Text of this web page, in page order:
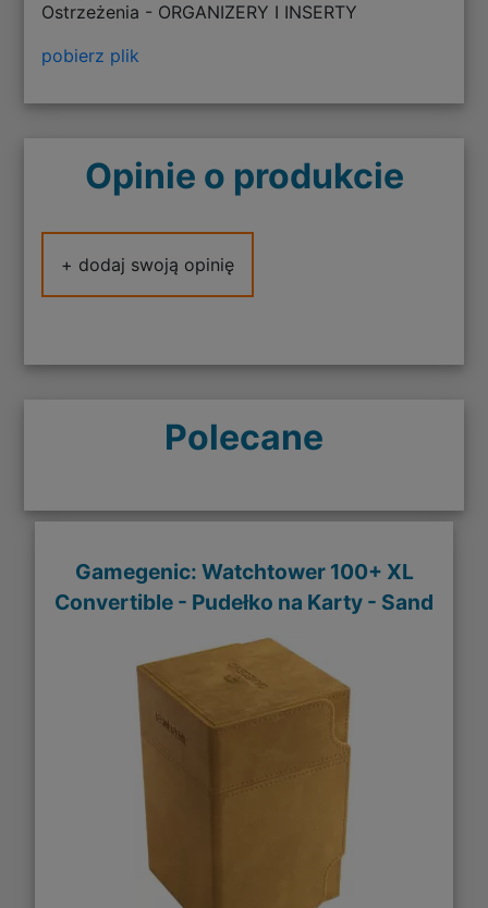
Ostrzeżenia - ORGANIZERY I INSERTY
pobierz plik
Opinie o produkcie
+ dodaj swoją opinię
Polecane
Gamegenic: Watchtower 100+ XL
Convertible - Pudełko na Karty - Sand